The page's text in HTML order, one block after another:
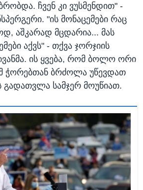
ჩვენ კი ვუსმენდით" -
"ის მონაცემები რაც
აშკარად მცდარია... მას
აქვს" - თქვა ჯორჯიის
ის ყვება, რომ ბოლო ორი
ჭორებთან ბრძოლა უწევდათ
გადათვლა სამჯერ მოუწიათ.